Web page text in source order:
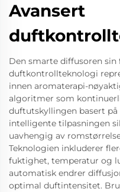
Avansert
Den smarte diffusoren
duftkontrollteknologi
innen aromaterapi-
algoritmer som
duftutskyllingen basert
intelligente tilpasningen
uavhengig av
Teknologien inkluderer
fuktighet, temperatur og
automatisk endrer
optimal duftintensitet.